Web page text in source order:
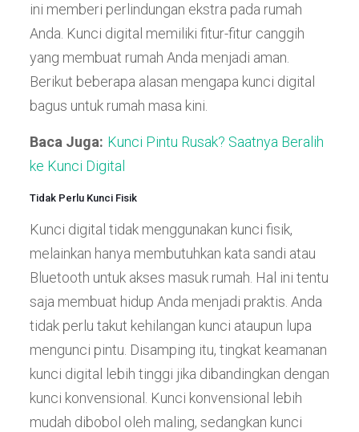
ini memberi perlindungan ekstra pada rumah
Anda. Kunci digital memiliki fitur-fitur canggih
yang membuat rumah Anda menjadi aman.
Berikut beberapa alasan mengapa kunci digital
bagus untuk rumah masa kini.
Baca Juga: Kunci Pintu Rusak? Saatnya Beralih
ke Kunci Digital
Tidak Perlu Kunci Fisik
Kunci digital tidak menggunakan kunci fisik,
melainkan hanya membutuhkan kata sandi atau
Bluetooth untuk akses masuk rumah. Hal ini tentu
saja membuat hidup Anda menjadi praktis. Anda
tidak perlu takut kehilangan kunci ataupun lupa
mengunci pintu. Disamping itu, tingkat keamanan
kunci digital lebih tinggi jika dibandingkan dengan
kunci konvensional. Kunci konvensional lebih
mudah dibobol oleh maling, sedangkan kunci